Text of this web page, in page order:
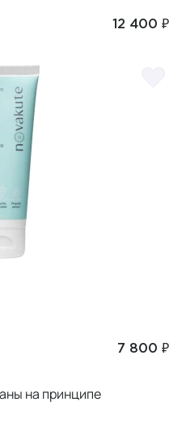
12 400 ₽
7 800 ₽
на принципе